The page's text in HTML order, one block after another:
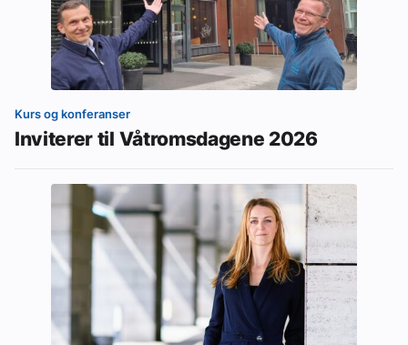
Kurs og konferanser
Inviterer til Våtromsdagene 2026